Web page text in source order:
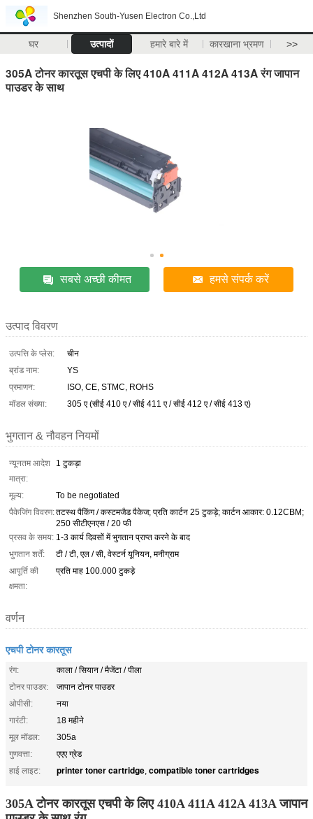
Shenzhen South-Yusen Electron Co.,Ltd
घर उत्पादों हमारे बारे में कारखाना भ्रमण >>
305A टोनर कारतूस एचपी के लिए 410A 411A 412A 413A रंग जापान
पाउडर के साथ
सबसे अच्छी कीमत हमसे संपर्क करें
उत्पाद विवरण
उत्पत्ति के प्लेस:
चीन
ब्रांड नाम:
YS
प्रमाणन:
ISO, CE, STMC, ROHS
मॉडल संख्या:
305 ए (सीई 410 ए / सीई 411 ए / सीई 412 ए / सीई 413 ए)
भुगतान & नौवहन नियमों
न्यूनतम आदेश
मात्रा:
1 टुकड़ा
मूल्य:
To be negotiated
पैकेजिंग विवरण:तटस्थ पैकिंग / कस्टमजैड पैकेज; प्रति कार्टन 25 टुकड़े; कार्टन आकार: 0.12CBM;
250 सीटीएनएस / 20 फी
प्रसव के समय: 1-3 कार्य दिवसों में भुगतान प्राप्त करने के बाद
भुगतान शर्तें:
टी / टी, एल / सी, वेस्टर्न यूनियन, मनीग्राम
आपूर्ति की
क्षमता:
प्रति माह 100.000 टुकड़े
वर्णन
एचपी टोनर कारतूस
रंग:
काला / सियान / मैजेंटा / पीला
टोनर पाउडर:
जापान टोनर पाउडर
ओपीसी:
नया
गारंटी:
18 महीने
मूल मॉडल:
305a
गुणवत्ता:
एएए ग्रेड
हाई लाइट:
printer toner cartridge, compatible toner cartridges
305A टोनर कारतूस एचपी के लिए 410A 411A 412A 413A जापान